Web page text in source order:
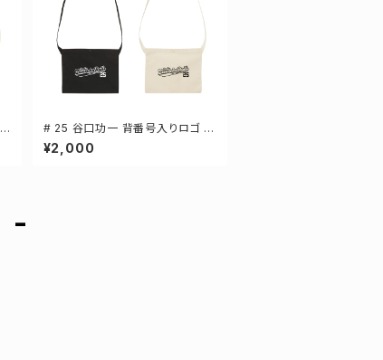
# 25 谷口功一 背番号入りロゴ キ
ャンバスサコッシュ 選手還元 2カ
ラー 001461
¥2,000
-